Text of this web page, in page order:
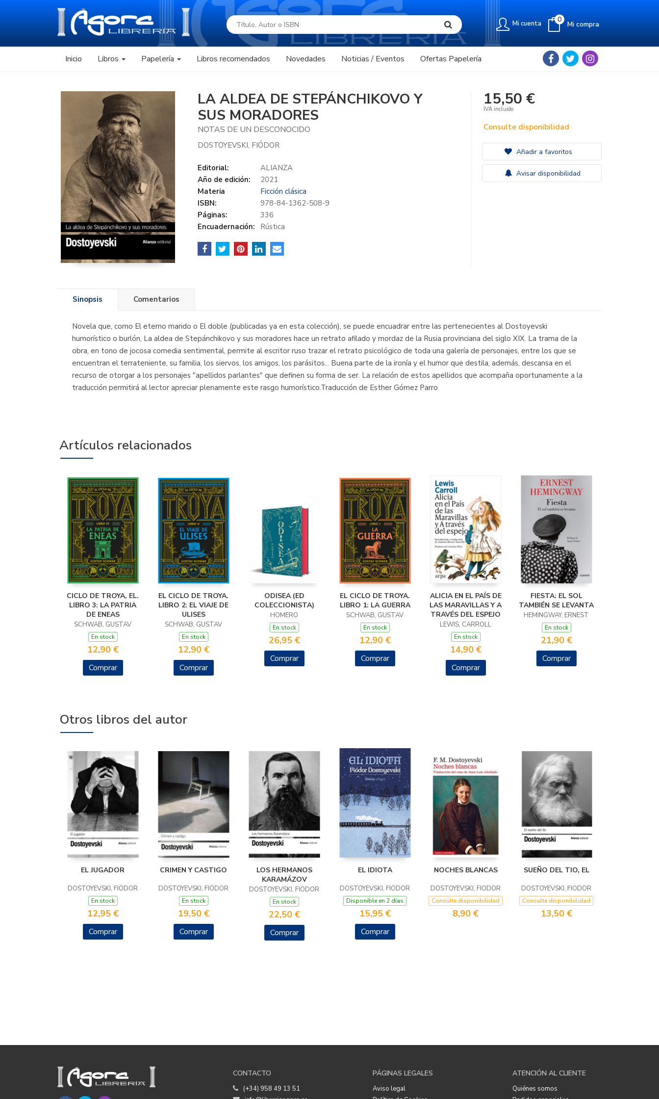
Mi cuenta Mi compra
0
Inicio Libros Papelería Libros recomendados Novedades Noticias / Eventos Ofertas Papelería
LA ALDEA DE STEPÁNCHIKOVO Y
SUS MORADORES
NOTAS DE UN DESCONOCIDO
DOSTOYEVSKI, FIÓDOR
Editorial:
ALIANZA
Año de edición:
2021
Materia
Ficción clásica
ISBN:
978-84-1362-508-9
Páginas:
336
Encuadernación:
Rústica
15,50 €
IVA incluido
Consulte disponibilidad
Añadir a favoritos
Avisar disponibilidad
Sinopsis Comentarios
Novela que, como El eterno marido o El doble (publicadas ya en esta colección), se puede encuadrar entre las pertenecientes al Dostoyevski
humorístico o burlón, La aldea de Stepánchikovo y sus moradores hace un retrato afilado y mordaz de la Rusia provinciana del siglo XIX. La trama de la
obra, en tono de jocosa comedia sentimental, permite al escritor ruso trazar el retrato psicológico de toda una galería de personajes, entre los que se
encuentran el terrateniente, su familia, los siervos, los amigos, los parásitos... Buena parte de la ironía y el humor que destila, además, descansa en el
recurso de otorgar a los personajes "apellidos parlantes" que definen su forma de ser. La relación de estos apellidos que acompaña oportunamente a la
traducción permitirá al lector apreciar plenamente este rasgo humorístico.Traducción de Esther Gómez Parro
Artículos relacionados
CICLO DE TROYA, EL.
LIBRO 3: LA PATRIA
DE ENEAS
SCHWAB, GUSTAV
En stock
12,90 €
Comprar
EL CICLO DE TROYA.
LIBRO 2: EL VIAJE DE
ULISES
SCHWAB, GUSTAV
En stock
12,90 €
Comprar
ODISEA (ED
COLECCIONISTA)
HOMERO
En stock
26,95 €
Comprar
EL CICLO DE TROYA.
LIBRO 1: LA GUERRA
SCHWAB, GUSTAV
En stock
12,90 €
Comprar
ALICIA EN EL PAÍS DE
LAS MARAVILLAS Y A
TRAVÉS DEL ESPEJO
LEWIS, CARROLL
En stock
14,90 €
Comprar
FIESTA: EL SOL
TAMBIÉN SE LEVANTA
HEMINGWAY, ERNEST
En stock
21,90 €
Comprar
Otros libros del autor
EL JUGADOR
DOSTOYEVSKI, FIÓDOR
En stock
12,95 €
Comprar
CRIMEN Y CASTIGO
DOSTOYEVSKI, FIÓDOR
En stock
19,50 €
Comprar
LOS HERMANOS
KARAMÁZOV
DOSTOYEVSKI, FIÓDOR
En stock
22,50 €
Comprar
EL IDIOTA
DOSTOYEVSKI, FIÓDOR
Disponible en 2 días
15,95 €
Comprar
NOCHES BLANCAS
DOSTOYEVSKI, FIODOR
Consulte disponibilidad
8,90 €
SUEÑO DEL TIO, EL
DOSTOYEVSKI, FIODOR
Consulte disponibilidad
13,50 €
CONTACTO
(+34) 958 49 13 51
PÁGINAS LEGALES
Aviso legal
ATENCIÓN AL CLIENTE
Quiénes somos